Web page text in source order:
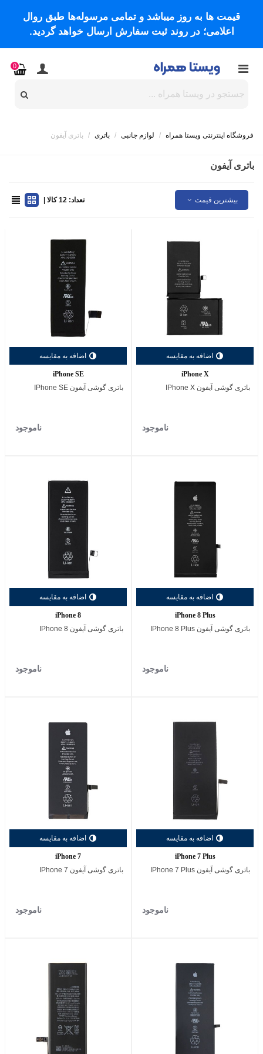
قیمت ها به روز میباشد و تمامی مرسوله‌ها طبق روال
اعلامی؛ در روند ثبت سفارش ارسال خواهد گردید.
0
فروشگاه اینترنتی ویستا همراه / لوازم جانبی / باتری / باتری آیفون
باتری آیفون
بیشترین قیمت تعداد: 12 کالا |
اضافه به مقایسه
iPhone X
باتری گوشی آیفون IPhone X
ناموجود
اضافه به مقایسه
iPhone SE
باتری گوشی آیفون IPhone SE
ناموجود
اضافه به مقایسه
iPhone 8 Plus
باتری گوشی آیفون IPhone 8 Plus
ناموجود
اضافه به مقایسه
iPhone 8
باتری گوشی آیفون IPhone 8
ناموجود
اضافه به مقایسه
iPhone 7 Plus
باتری گوشی آیفون IPhone 7 Plus
ناموجود
اضافه به مقایسه
iPhone 7
باتری گوشی آیفون IPhone 7
ناموجود